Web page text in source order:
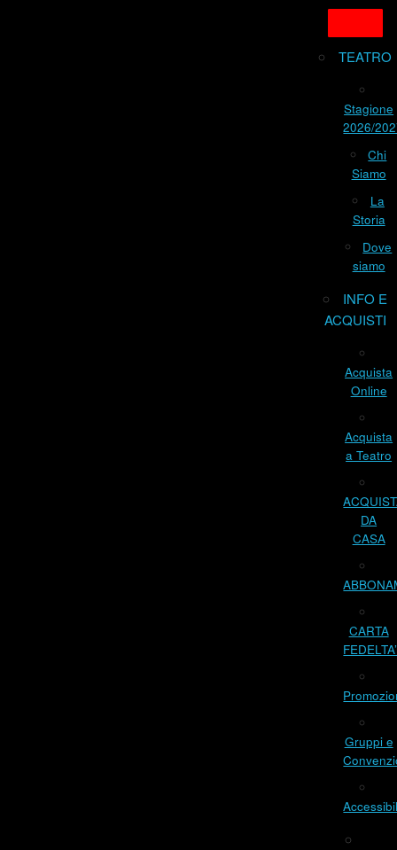
TEATRO
Stagione
2026/
Chi
Siamo
La
Storia
Dove
siamo
INFO E
ACQUISTI
Acquista
Online
Acquista
a Teatro
DA
CASA
CARTA
FEDELTA’
Gruppi e